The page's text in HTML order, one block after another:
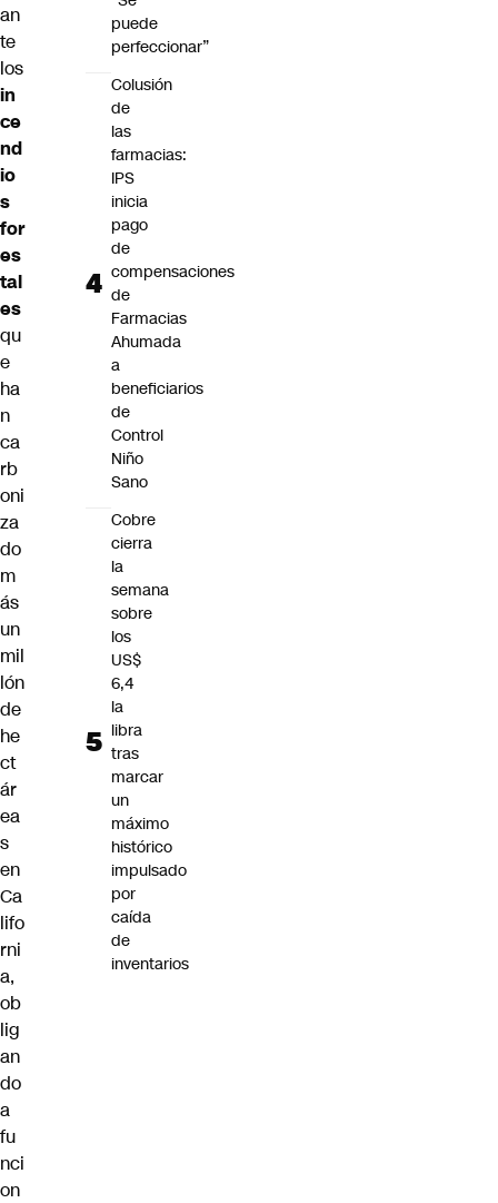
an
te
los
in
ce
nd
io
s
for
es
tal
es
qu
e
ha
n
ca
rb
oni
za
do
m
ás
un
mil
lón
de
he
ct
ár
ea
s
en
Ca
lifo
rni
a,
ob
lig
an
do
a
fu
nci
on
puede
perfeccionar”
Colusión
de
las
farmacias:
IPS
inicia
pago
de
compensaciones
de
Farmacias
Ahumada
a
beneficiarios
de
Control
Niño
Sano
Cobre
cierra
la
semana
sobre
los
US$
6,4
la
libra
tras
marcar
un
máximo
histórico
impulsado
por
caída
de
inventarios